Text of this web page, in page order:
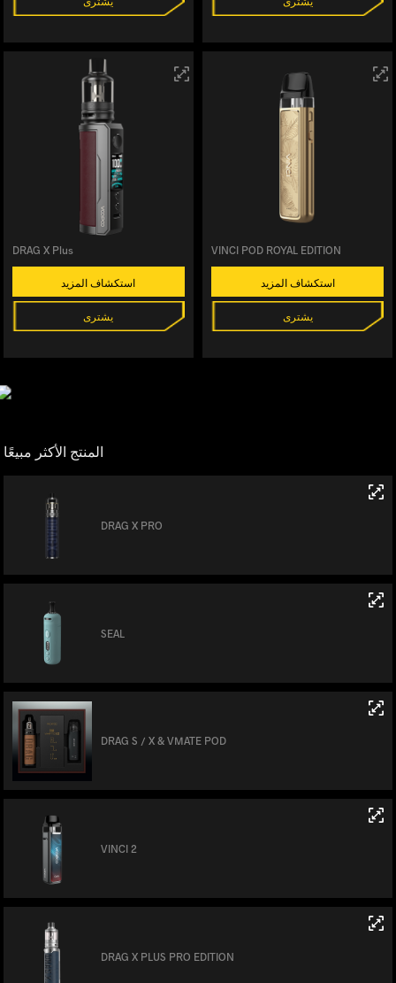
DRAG X Plus
استكشاف المزيد
يشترى
VINCI POD ROYAL EDITION
استكشاف المزيد
يشترى
المنتج الأكثر مبيعًا
DRAG X PRO
SEAL
DRAG S / X & VMATE POD
VINCI 2
DRAG X PLUS PRO EDITION